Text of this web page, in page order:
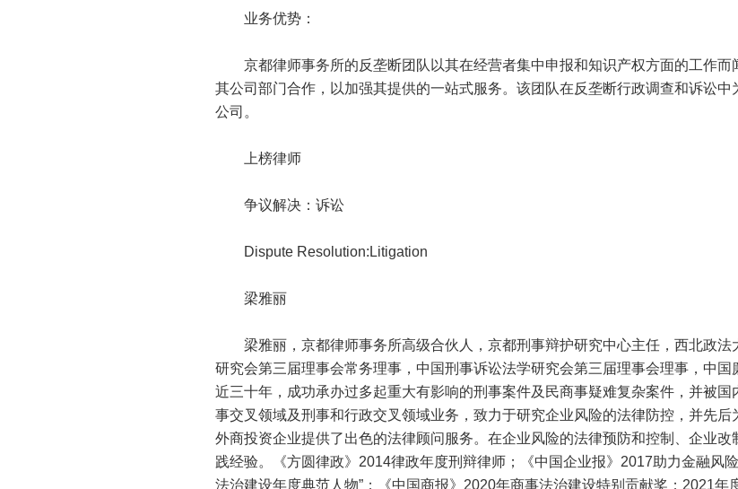
业务优势：
京都律师事务所的反垄断团队以其在经营者集中申报和知识产权方面的工作而
其公司部门合作，以加强其提供的一站式服务。该团队在反垄断行政调查和诉讼
公司。
上榜律师
争议解决：诉讼
Dispute Resolution:Litigation
梁雅丽
梁雅丽，京都律师事务所高级合伙人，京都刑事辩护研究中心主任，西北政法
研究会第三届理事会常务理事，中国刑事诉讼法学研究会第三届理事会理事，中
近三十年，成功承办过多起重大有影响的刑事案件及民商事疑难复杂案件，并被
事交叉领域及刑事和行政交叉领域业务，致力于研究企业风险的法律防控，并先
外商投资企业提供了出色的法律顾问服务。在企业风险的法律预防和控制、企业
践经验。《方圆律政》2014律政年度刑辩律师；《中国企业报》2017助力金融风
法治建设年度典范人物”；《中国商报》2020年商事法治建设特别贡献奖；2021